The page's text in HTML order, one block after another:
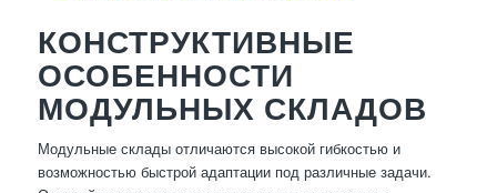
КОНСТРУКТИВНЫЕ
ОСОБЕННОСТИ
МОДУЛЬНЫХ СКЛАДОВ
Модульные склады отличаются высокой гибкостью и
возможностью быстрой адаптации под различные задачи.